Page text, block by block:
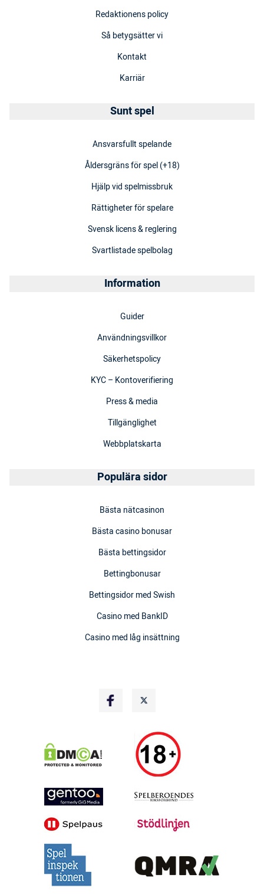
Redaktionens policy
Så betygsätter vi
Kontakt
Karriär
Sunt spel
Ansvarsfullt spelande
Åldersgräns för spel (+18)
Hjälp vid spelmissbruk
Rättigheter för spelare
Svensk licens & reglering
Svartlistade spelbolag
Information
Guider
Användningsvillkor
Säkerhetspolicy
KYC – Kontoverifiering
Press & media
Tillgänglighet
Webbplatskarta
Populära sidor
Bästa nätcasinon
Bästa casino bonusar
Bästa bettingsidor
Bettingbonusar
Bettingsidor med Swish
Casino med BankID
Casino med låg insättning